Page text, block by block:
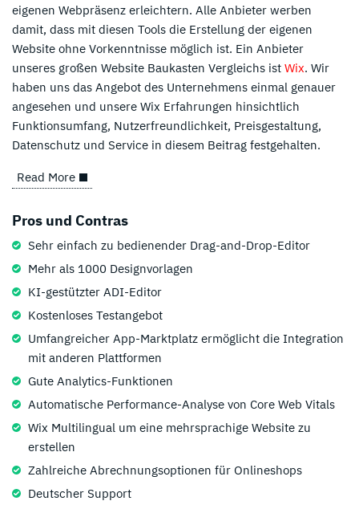
eigenen Webpräsenz erleichtern. Alle Anbieter werben
damit, dass mit diesen Tools die Erstellung der eigenen
Website ohne Vorkenntnisse möglich ist. Ein Anbieter
unseres großen Website Baukasten Vergleichs ist Wix. Wir
haben uns das Angebot des Unternehmens einmal genauer
angesehen und unsere Wix Erfahrungen hinsichtlich
Funktionsumfang, Nutzerfreundlichkeit, Preisgestaltung,
Datenschutz und Service in diesem Beitrag festgehalten.
Read More
Pros und Contras
Sehr einfach zu bedienender Drag-and-Drop-Editor
Mehr als 1000 Designvorlagen
KI-gestützter ADI-Editor
Kostenloses Testangebot
Umfangreicher App-Marktplatz ermöglicht die Integration
mit anderen Plattformen
Gute Analytics-Funktionen
Automatische Performance-Analyse von Core Web Vitals
Wix Multilingual um eine mehrsprachige Website zu
erstellen
Zahlreiche Abrechnungsoptionen für Onlineshops
Deutscher Support